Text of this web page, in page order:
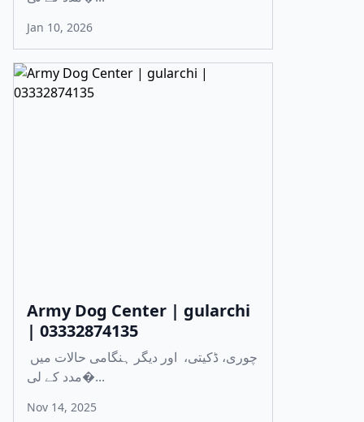
Jan 10, 2026
Army Dog Center | gularchi
| 03332874135
مدد کے لی�...
Nov 14, 2025